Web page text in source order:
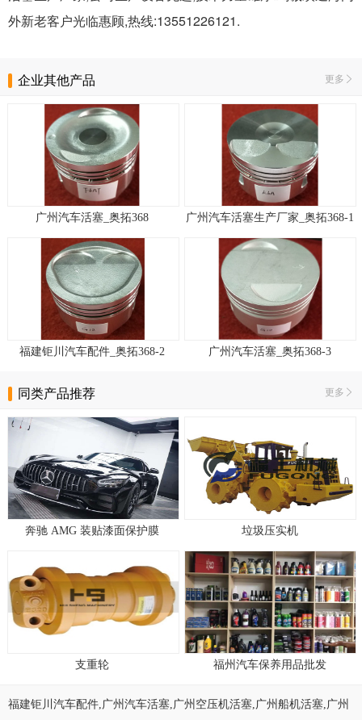
外新老客户光临惠顾,热线:13551226121.
企业其他产品 更多
广州汽车活塞_奥拓368 广州汽车活塞生产厂家_奥拓368-1
福建钜川汽车配件_奥拓368-2 广州汽车活塞_奥拓368-3
同类产品推荐 更多
奔驰 AMG 装贴漆面保护膜 垃圾压实机
支重轮 福州汽车保养用品批发
福建钜川汽车配件 广州汽车活塞,广州空压机活塞,广州船机活塞 广州